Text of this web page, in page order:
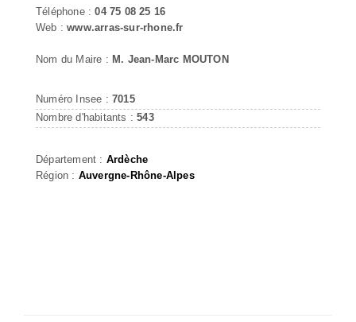
Téléphone :04 75 08 25 16
Web :www.arras-sur-rhone.fr
Nom du Maire : M. Jean-Marc MOUTON
Numéro Insee : 7015
Nombre d'habitants :543
Département : Ardèche
Région : Auvergne-Rhône-Alpes